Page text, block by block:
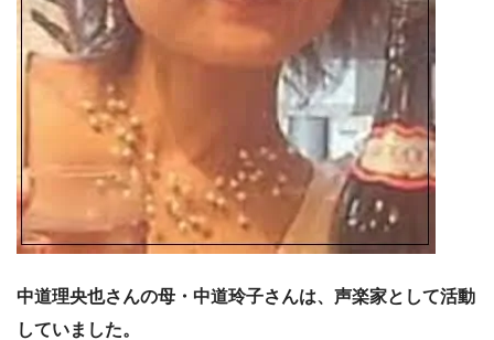
中道理央也さんの母・中道玲子さんは、声楽家として活動
していました。